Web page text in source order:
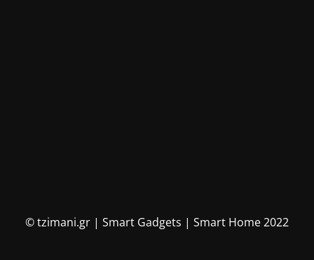
© tzimani.gr | Smart Gadgets | Smart Home 2022